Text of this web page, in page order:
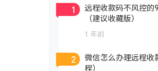
1
远程收款码不风控的
（建议收藏版）
1 年前
2
微信怎么办理远程收
程）